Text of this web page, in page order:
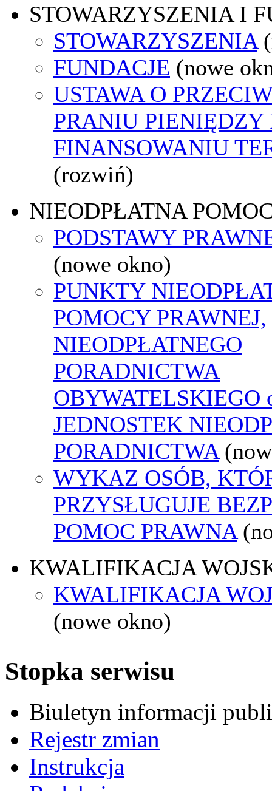
STOWARZYSZENIA I
STOWARZYSZENIA
FUNDACJE (nowe
USTAWA O
PRANIU PIENIĘDZY
FINANSOWANIU
(rozwiń)
NIEODPŁATNA
PODSTAWY
(nowe okno)
PUNKTY
POMOCY PRAWNEJ,
NIEODPŁATNEGO
PORADNICTWA
OBYWATELSKIEGO
JEDNOSTEK
PORADNICTWA
WYKAZ OSÓB,
PRZYSŁUGUJE
POMOC PRAWNA
KWALIFIKACJA
KWALIFIKACJA
(nowe okno)
Stopka serwisu
Biuletyn informacji
Rejestr zmian
Instrukcja